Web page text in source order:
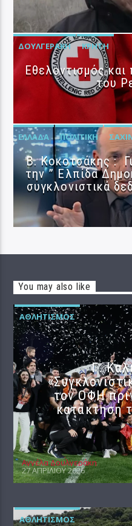
ΔΟΥΛΓΕΡΆΚΗ ΚΡΉΤΗ
Εθελοντισμός
του
ΕΛΛΆΔΑ ΠΟΛΙΤΙΚΉ
Β. Κοκοτσάκης :
την ” Ελπίδα
συγκλονιστικά
You may also like
ΑΘΛΗΤΙΣΜΌΣ
Γ.
τον ΟΦΗ
κατάκτηση
Αγγέλα Δουλγεράκη
27 ΑΠΡΙΛΊΟΥ 2026
ΑΘΛΗΤΙΣΜΌΣ